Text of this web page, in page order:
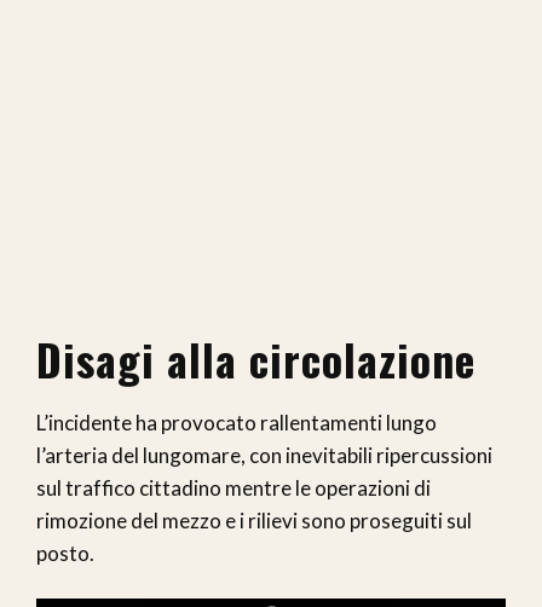
Disagi alla circolazione
L’incidente ha provocato rallentamenti lungo
l’arteria del lungomare, con inevitabili ripercussioni
sul traffico cittadino mentre le operazioni di
rimozione del mezzo e i rilievi sono proseguiti sul
posto.